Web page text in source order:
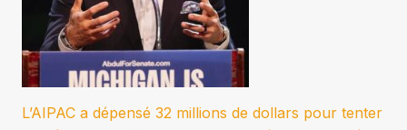
L’AIPAC a dépensé 32 millions de dollars pour tenter